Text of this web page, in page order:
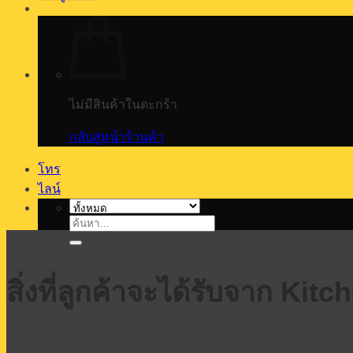
ไม่มีสินค้าในตะกร้า
กลับสู่หน้าร้านค้า
โทร
ไลน์
ค้นหา:
สิ่งที่ลูกค้าจะได้รับจาก